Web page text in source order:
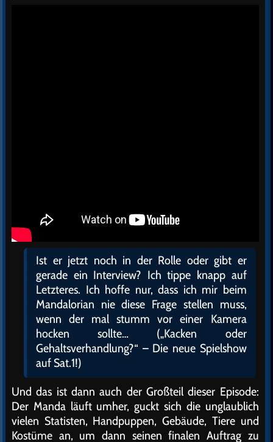
Ist er jetzt noch in der Rolle oder gibt er
gerade ein Interview? Ich tippe knapp auf
Letzteres. Ich hoffe nur, dass ich mir beim
Mandalorian nie diese Frage stellen muss,
wenn der mal stumm vor einer Kamera
hocken sollte… („Kacken oder
Gehaltsverhandlung?“ – Die neue Spielshow
auf Sat.1!)
Und das ist dann auch der Großteil dieser Episode:
Der Manda läuft umher, guckt sich die unglaublich
vielen Statisten, Handpuppen, Gebäude, Tiere und
Kostüme an, um dann seinen finalen Auftrag zu